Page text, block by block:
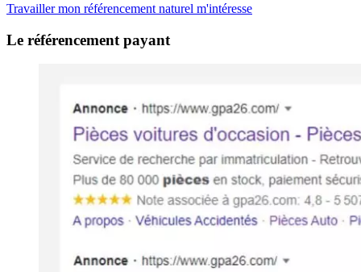
Travailler mon référencement naturel m'intéresse
Le référencement payant